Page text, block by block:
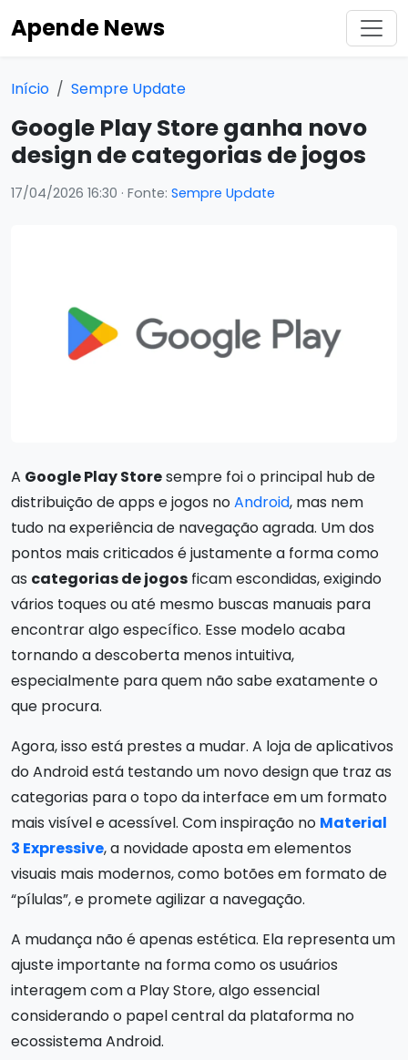
Apende News
Início Sempre Update
Google Play Store ganha novo
design de categorias de jogos
17/04/2026 16:30 · Fonte: Sempre Update
A Google Play Storesempre foi o principal hub de
distribuição de apps e jogos noAndroid, mas nem
tudo na experiência de navegação agrada. Um dos
pontos mais criticados é justamente a forma como
as categorias de jogos ficam escondidas, exigindo
vários toques ou até mesmo buscas manuais para
encontrar algo específico. Esse modelo acaba
tornando a descoberta menos intuitiva,
especialmente para quem não sabe exatamente o
que procura.
Agora, isso está prestes a mudar. A loja de aplicativos
do Android está testando um novo design que traz as
categorias para o topo da interface em um formato
mais visível e acessível. Com inspiração no Material
3 Expressive, a novidade aposta em elementos
visuais mais modernos, como botões em formato de
“pílulas”, e promete agilizar a navegação.
A mudança não é apenas estética. Ela representa um
ajuste importante na forma como os usuários
interagem com a Play Store, algo essencial
considerando o papel central da plataforma no
ecossistema Android.